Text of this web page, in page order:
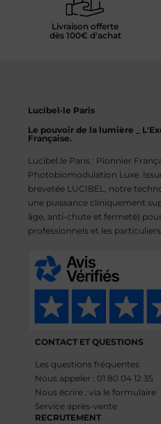
Livraison offerte
dès 100€ d'achat
Lucibel·le Paris
Le pouvoir de la lumière _
Française.
Lucibel.le Paris : Pionnier
Photobiomodulation Luxe.
brevetée LUCIBEL, notre
une puissance cliniquement
âge, anti-chute et fermeté)
professionnels et les particuliers.
CONTACT ET QUESTIONS
Les questions fréquentes
Nous appeler : 01 80 04 12 35
Nous écrire : via le formulaire
Service après-vente
RECRUTEMENT